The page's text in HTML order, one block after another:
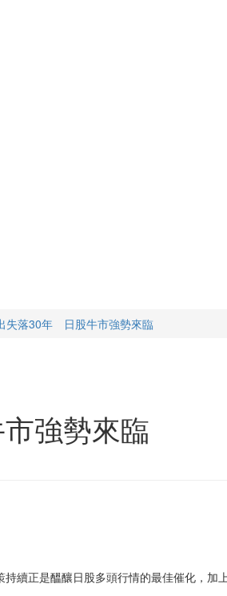
失落30年 日股牛市強勢來臨
強勢來臨
續正是醞釀日股多頭行情的最佳催化，